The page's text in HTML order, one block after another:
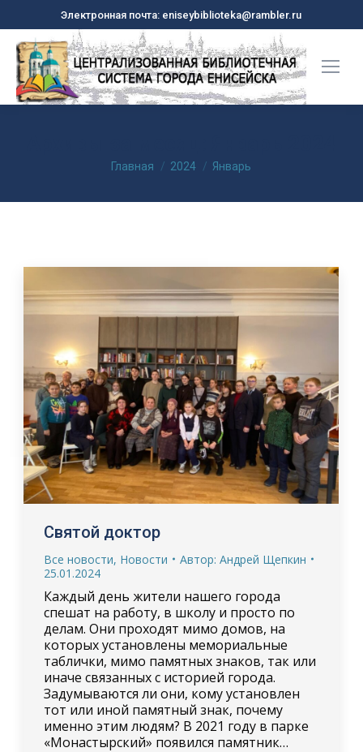
Электронная почта: eniseybiblioteka@rambler.ru
Вы здесь:
Главная 2024 Январь
Святой доктор
Все новости, Новости Автор: Андрей Щепкин
25.01.2024
Каждый день жители нашего города
спешат на работу, в школу и просто по
делам. Они проходят мимо домов, на
которых установлены мемориальные
таблички, мимо памятных знаков, так или
иначе связанных с историей города.
Задумываются ли они, кому установлен
тот или иной памятный знак, почему
именно этим людям? В 2021 году в парке
«Монастырский» появился памятник…